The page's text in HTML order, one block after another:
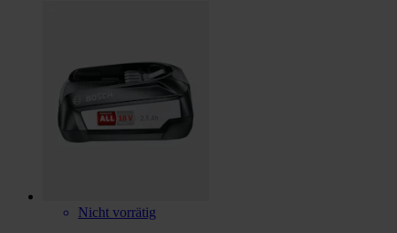
Nicht vorrätig